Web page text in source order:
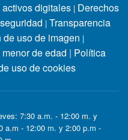
digitales | Derechos
| Transparencia
uso de imagen |
de edad | Política
uso de cookies
7:30 a.m. - 12:00 m. y
a.m - 12:00 m. y 2:00 p.m -